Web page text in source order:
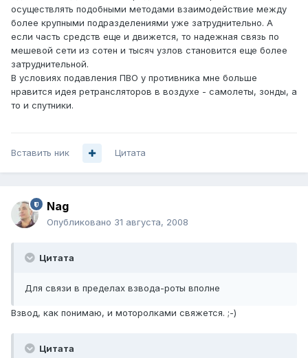
осуществлять подобными методами взаимодействие между
более крупными подразделениями уже затруднительно. А
если часть средств еще и движется, то надежная связь по
мешевой сети из сотен и тысяч узлов становится еще более
затруднительной.
В условиях подавления ПВО у противника мне больше
нравится идея ретрансляторов в воздухе - самолеты, зонды, а
то и спутники.
Вставить ник Цитата
Nag
Опубликовано 31 августа, 2008
Цитата
Для связи в пределах взвода-роты вполне
Взвод, как понимаю, и моторолками свяжется. ;-)
Цитата